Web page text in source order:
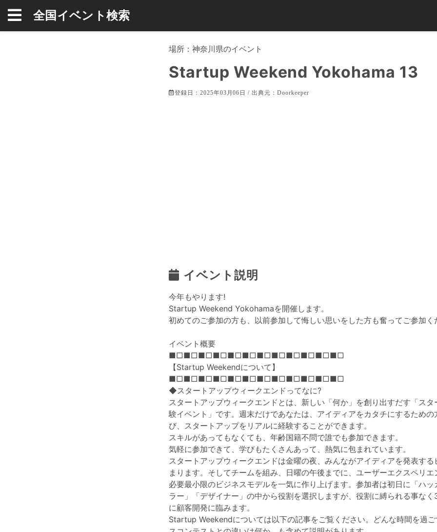
全国イベント検索
場所： 神奈川県のイベント
Startup Weekend Yokohama 13
登録日：2025年03月06日 / 出典元：Doorkeeper
イベント説明
今年もやります!
Startup Weekend Yokohamaを開催します。
初めてのご参加の方も、以前参加して悔しい思いをした方も奮ってご参加く
イベント概要
■□■□■□■□■□■□■□■□■□■□■□■□
【Startup Weekendについて】
■□■□■□■□■□■□■□■□■□■□■□■□
◆スタートアップウィークエンドってなに?
スタートアップウィークエンドとは、新しい「何か」を創り出すだす「スタ
験イベント」です。週末だけであなたは、アイディアをカタチにするための
び、スタートアップをリアルに経験することができます。
スキルがあってもなくても、年齢国籍不問で誰でも参加できます。
気軽に参加できて、学びもたくさんあって、熱気に包まれています。
スタートアップウィークエンドは金曜の夜、みんながアイディアを発表する
まります。そしてチームを組み、日曜の午後までに、ユーザーエクスペリエ
必要最小限のビジネスモデルを一気に作り上げます。参加者は初日に「ハッ
ラー」「デザイナー」の中から役割を選択しますが、役割に縛られる事な
に顧客開発に臨みます。
Startup Weekendについては以下の記事をご覧ください。どんな時間を過